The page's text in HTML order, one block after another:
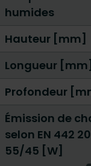
humides
Hauteur [mm]
Longueur [mm]
Profondeur
Émission de
selon EN 442
55/45 [W]